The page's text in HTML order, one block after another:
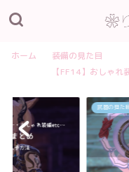
ホーム
装備の見た目
【FF14】おしゃれ
武器の見た